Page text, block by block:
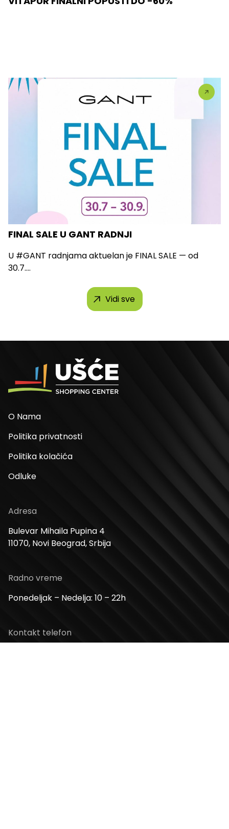
FINAL SALE U GANT RADNJI
U #GANT radnjama aktuelan je FINAL SALE — od
30.7....
Vidi sve
O Nama
Politika privatnosti
Politika kolačića
Odluke
Adresa
Bulevar Mihaila Pupina 4
11070, Novi Beograd, Srbija
Radno vreme
Ponedeljak – Nedelja: 10 – 22h
Kontakt telefon